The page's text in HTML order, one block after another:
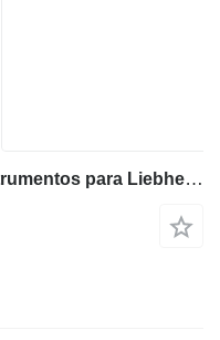
Liebherr LR 622 cuadro de instrumentos para Liebherr LR 622 cargadora de cadenas